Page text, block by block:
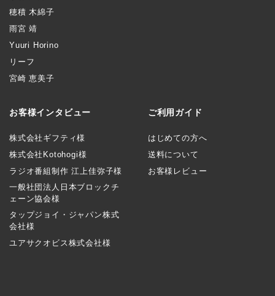
穂積 木綿子
雨宮 靖
Yuuri Horino
リーフ
宮崎 恵美子
お客様インタビュー
株式会社ギフティ様
株式会社Kotohogi様
ラジオ番組制作 江上佳弥子様
一般社団法人日本ブロックチ
ェーン協会様
タップジョイ・ジャパン株式
会社様
ユアサクオビス株式会社様
ご利用ガイド
はじめての方へ
送料について
お客様レビュー